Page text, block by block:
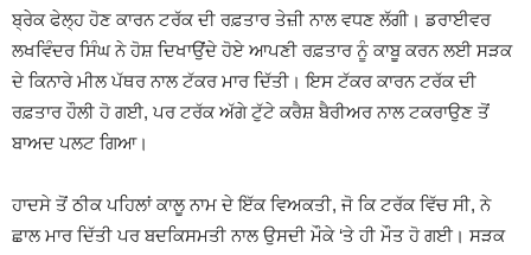
ਬ੍ਰੇਕ ਫੇਲ੍ਹ ਹੋਣ ਕਾਰਨ ਟਰੱਕ ਦੀ ਰਫ਼ਤਾਰ ਤੇਜ਼ੀ ਨਾਲ ਵਧਣ ਲੱਗੀ। ਡਰਾਈਵਰ
ਲਖਵਿੰਦਰ ਸਿੰਘ ਨੇ ਹੋਸ਼ ਦਿਖਾਉਂਦੇ ਹੋਏ ਆਪਣੀ ਰਫ਼ਤਾਰ ਨੂੰ ਕਾਬੂ ਕਰਨ ਲਈ ਸੜਕ
ਦੇ ਕਿਨਾਰੇ ਮੀਲ ਪੱਥਰ ਨਾਲ ਟੱਕਰ ਮਾਰ ਦਿੱਤੀ। ਇਸ ਟੱਕਰ ਕਾਰਨ ਟਰੱਕ ਦੀ
ਰਫ਼ਤਾਰ ਹੌਲੀ ਹੋ ਗਈ, ਪਰ ਟਰੱਕ ਅੱਗੇ ਟੁੱਟੇ ਕਰੈਸ਼ ਬੈਰੀਅਰ ਨਾਲ ਟਕਰਾਉਣ ਤੋਂ
ਬਾਅਦ ਪਲਟ ਗਿਆ।
ਹਾਦਸੇ ਤੋਂ ਠੀਕ ਪਹਿਲਾਂ ਕਾਲੂ ਨਾਮ ਦੇ ਇੱਕ ਵਿਅਕਤੀ, ਜੋ ਕਿ ਟਰੱਕ ਵਿੱਚ ਸੀ, ਨੇ
ਛਾਲ ਮਾਰ ਦਿੱਤੀ ਪਰ ਬਦਕਿਸਮਤੀ ਨਾਲ ਉਸਦੀ ਮੌਕੇ ‘ਤੇ ਹੀ ਮੌਤ ਹੋ ਗਈ। ਸੜਕ